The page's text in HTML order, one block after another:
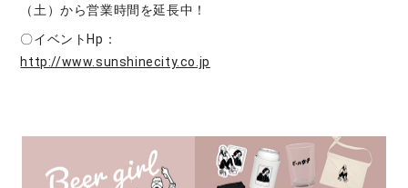
（土）から営業時間を延長中！
〇イベントHp：
http://www.sunshinecity.co.jp